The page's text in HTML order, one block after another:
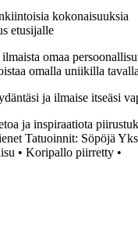
kokonaisuuksia
etusijalle
omaa
omalla uniikilla
ja ilmaise
ja inspiraatiota
Tatuoinnit: Söpöjä
• Koripallo piirretty •